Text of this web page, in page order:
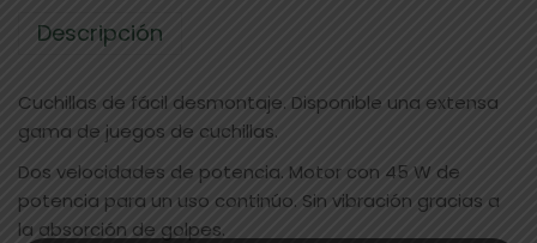
Descripción
Cuchillas de fácil desmontaje. Disponible una extensa
gama de juegos de cuchillas.
Dos velocidades de potencia. Motor con 45 W de
potencia para un uso continúo. Sin vibración gracias a
la absorción de golpes.